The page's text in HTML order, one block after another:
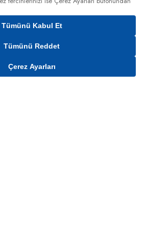
Gelince Haber Ver
Tümünü Kabul Et
Tümünü Reddet
Çerez Ayarları